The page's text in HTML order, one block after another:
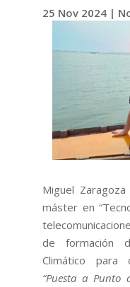
25 Nov 2024 |
Miguel
máster en
de formación
Climático para
“Puesta a Punto